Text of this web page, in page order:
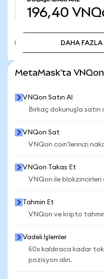
196,40
DAHA FAZLA
MetaMask'ta VNQon
VNQon Satın Al
Birkaç dokunuşla satın
VNQon Sat
VNQon coin'lerinizi
VNQon Takas Et
VNQon ile blokzincirleri
Tahmin Et
VNQon ve kripto
Vadeli İşlemler
50x kaldıraca kadar
pozisyon alın.